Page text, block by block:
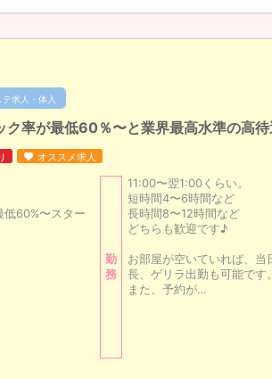
求人・体入
ク率が最低60％〜と業界最高水準の高
オススメ求人
低60%〜スター
勤
務
11:00〜翌1:00くらい。
短時間4〜6時間など
長時間8〜12時間など
どちらも歓迎です♪
お部屋が空いていれば、当
長、ゲリラ出勤も可能です。
また、予約が…